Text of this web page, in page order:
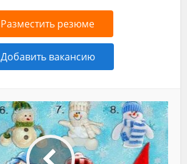
Разместить резюме
Добавить вакансию